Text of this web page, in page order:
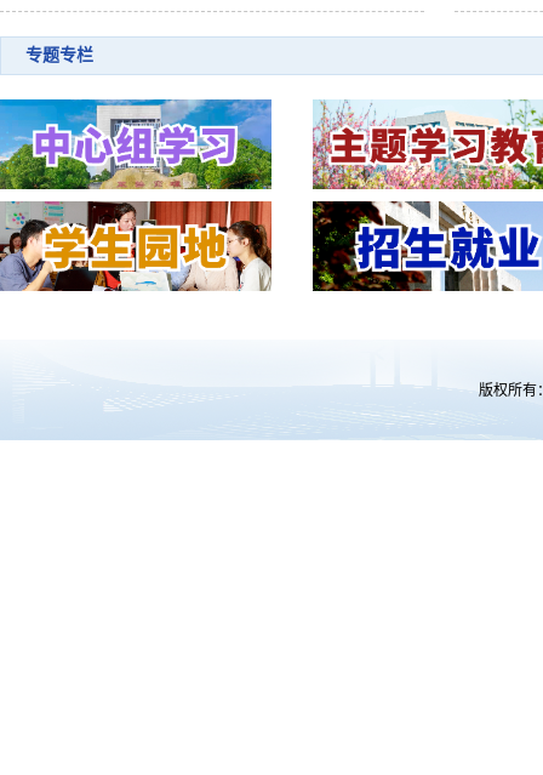
专题专栏
版权所有